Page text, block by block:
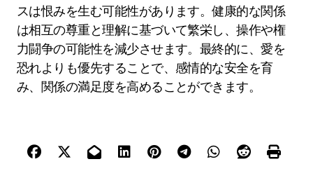
スは恨みを生む可能性があります。健康的な関係
は相互の尊重と理解に基づいて繁栄し、操作や権
力闘争の可能性を減少させます。最終的に、愛を
恐れよりも優先することで、感情的な安全を育
み、関係の満足度を高めることができます。